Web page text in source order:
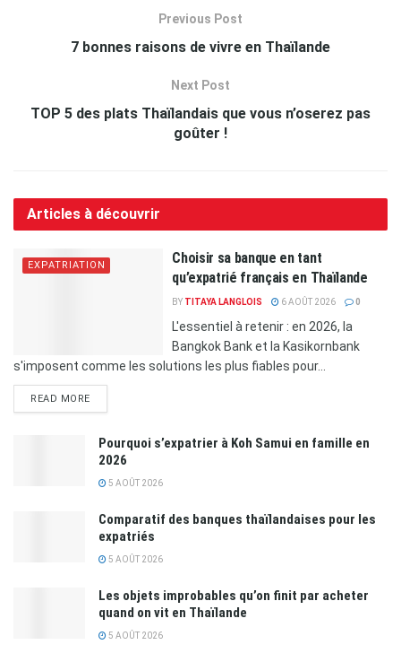
Previous Post
7 bonnes raisons de vivre en Thaïlande
Next Post
TOP 5 des plats Thaïlandais que vous n’oserez pas
goûter !
Articles à découvrir
EXPATRIATION
Choisir sa banque en tant
qu’expatrié français en Thaïlande
BY TITAYA LANGLOIS 6 AOÛT 2026 0
L'essentiel à retenir : en 2026, la
Bangkok Bank et la Kasikornbank
s'imposent comme les solutions les plus fiables pour...
READ MORE
Pourquoi s’expatrier à Koh Samui en famille en
2026
5 AOÛT 2026
Comparatif des banques thaïlandaises pour les
expatriés
5 AOÛT 2026
Les objets improbables qu’on finit par acheter
quand on vit en Thaïlande
5 AOÛT 2026